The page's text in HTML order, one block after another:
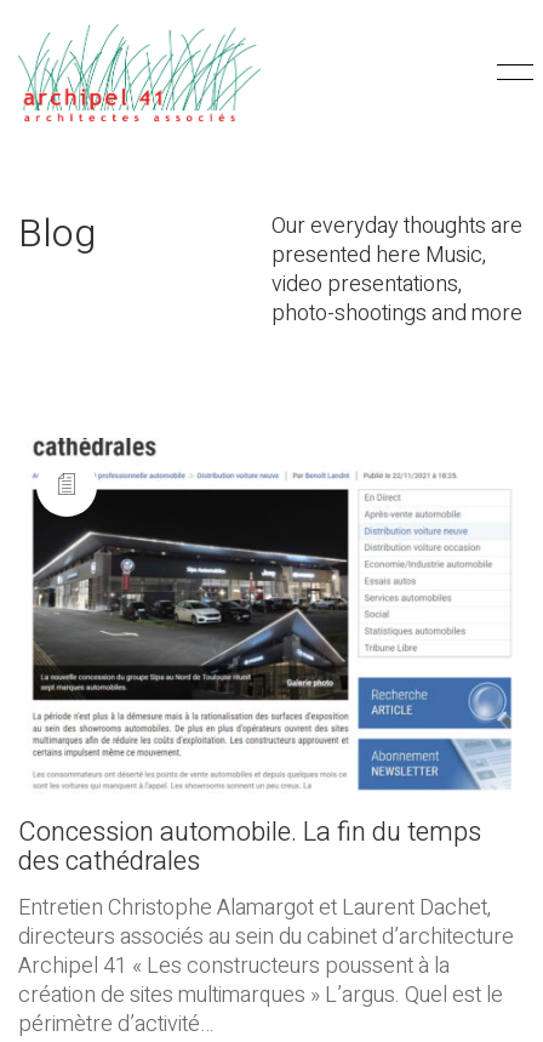
Blog
Our everyday thoughts are
presented here Music,
video presentations,
photo-shootings and more
Concession automobile. La fin du temps
des cathédrales
Entretien Christophe Alamargot et Laurent Dachet,
directeurs associés au sein du cabinet d’architecture
Archipel 41 « Les constructeurs poussent à la
création de sites multimarques » L’argus. Quel est le
périmètre d’activité…